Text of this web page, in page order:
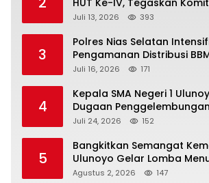
Mitra Pemerintah dan
Juli 13, 2026 393
3
Polres Nias Selatan
Pengamanan Distribusi
Ketertiban di SPBU
Juli 16, 2026 171
4
Kepala SMA Negeri 1
Dugaan
Tegaskan Pemberitaan
Juli 24, 2026 152
5
Bangkitkan Semangat
Ulunoyo Gelar Lomba
2026
Agustus 2, 2026 147